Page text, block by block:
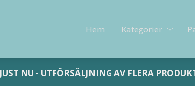
Hem Kategorier
JUST NU - UTFÖRSÄLJNING AV FLERA